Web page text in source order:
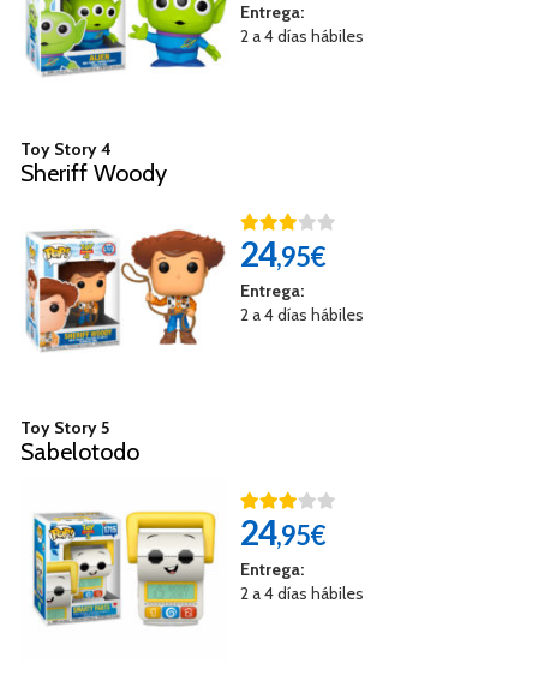
Entrega:
2 a 4 días hábiles
Toy Story 4
Sheriff Woody
24,95€
Entrega:
2 a 4 días hábiles
Toy Story 5
Sabelotodo
24,95€
Entrega:
2 a 4 días hábiles